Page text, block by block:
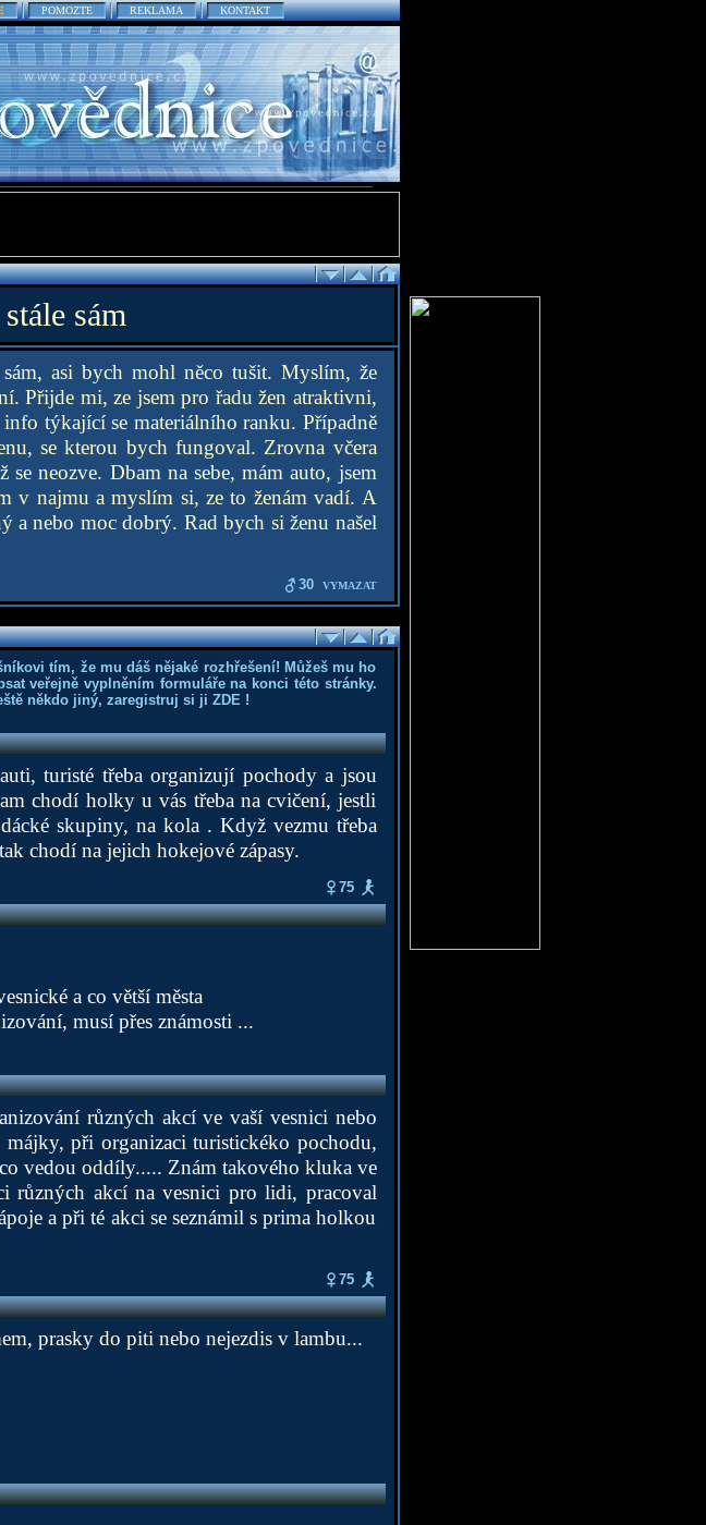
POMOZTE REKLAMA KONTAKT
sám
asi bych mohl něco tušit. Myslím, že
Přijde mi, ze jsem pro řadu žen atraktivni,
týkající se materiálního ranku. Případně
se kterou bych fungoval. Zrovna včera
neozve. Dbam na sebe, mám auto, jsem
v najmu a myslím si, ze to ženám vadí. A
a nebo moc dobrý. Rad bych si ženu našel
30 VYMAZAT
tím, že mu dáš nějaké rozhřešení! Můžeš mu ho
veřejně vyplněním formuláře na konci této stránky.
někdo jiný, zaregistruj si ji ZDE!
turisté třeba organizují pochody a jsou
chodí holky u vás třeba na cvičení, jestli
skupiny, na kola . Když vezmu třeba
chodí na jejich hokejové zápasy.
75
a co větší města
musí přes známosti ...
různých akcí ve vaší vesnici nebo
při organizaci turistickéko pochodu,
vedou oddíly..... Znám takového kluka ve
různých akcí na vesnici pro lidi, pracoval
a při té akci se seznámil s prima holkou
75
prasky do piti nebo nejezdis v lambu...